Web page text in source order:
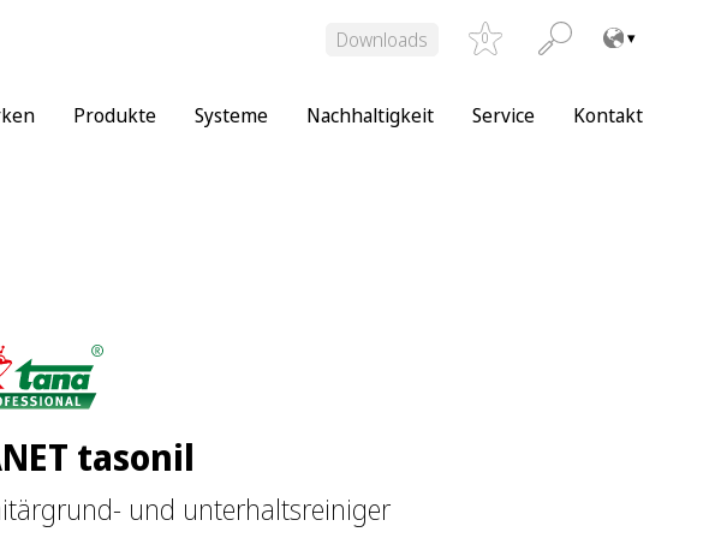
Downloads 0
Produkte Systeme Nachhaltigkeit Service Kontakt
tasonil
und unterhaltsreiniger